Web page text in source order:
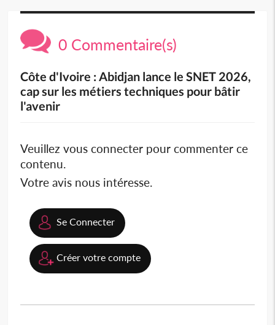
0 Commentaire(s)
Côte d'Ivoire : Abidjan lance le SNET 2026,
cap sur les métiers techniques pour bâtir
l'avenir
Veuillez vous connecter pour commenter ce
contenu.
Votre avis nous intéresse.
Se Connecter
Créer votre compte